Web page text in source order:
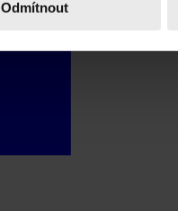
Odmítnout